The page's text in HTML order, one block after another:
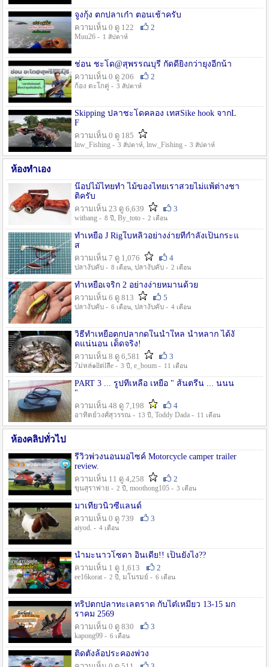
จูงกุ้ง ตกปลาเก๋า ตอนเช้าครับ
ความเห็น 0 ดู 122
2
Muu26 - 1 สัปดาห์
ช่อน ชะโด@สุพรรณบุรี กัดดียิ่งกว่ายุงอีกน้า
ความเห็น 0 ดู 206
2
ก้อง ตะโกคู่ - 3 สัปดาห์
Skipping ปลาชะโดคลอง เทสSike hook จากL
F
ความเห็น 0 ดู 185
lnw_Fishing - 3 สัปดาห์, lnw_Fishing - 3 สัปดาห์
ห้องทำเอง
น๊อปไม้ไทยทำ ไม้ของไทยเราสวยไม่แพ้ต่างชา
ติครับ
ความเห็น 23 ดู 6,639
3
witbang - 8 ปี , By_toto - 2 เดือน
ทำเหยื่อ J Rigใบหลิวอย่างง่ายที่กำลังเป็นกระแ
ส
ความเห็น 7 ดู 1,076
4
ปลางับคับ - 8 เดือน, ปลางับคับ - 2 เดือน
ทำเหยื่อเจริก 2 อย่างง่ายหมานด้วย
ความเห็น 6 ดู 813
5
ปลางับคับ - 6 เดือน, ปลางับคับ - 4 เดือน
วิธีทำเหยื่อตกปลากดในน้ำใหล น้ำหลาก ได้งั
ดแน่นอน เด็ดจริง!
ความเห็น 8 ดู 6,581
3
7ม่หล่๑llต่lลีe - 3 ปี , e_boum - 11 เดือน
PART 3 ... รูปที่เหลือ เหยื่อ " ส้นตรีน ... นนน
"
ความเห็น 48 ดู 7,198
4
อาทิตย์วงศ์สุวรรณ - 13 ปี , Toddy Dada - 11 เดือน
ห้องคลิปทั่วไป
รีวิวพ่วงนอนมอไซค์ Motorcycle camper trailer
review.
ความเห็น 11 ดู 4,258
2
ขุนสุราพ่าย - 2 ปี , moothong105 - 3 เดือน
มาเที่ยวนิวซีแลนด์
ความเห็น 0 ดู 739
3
aiyod. - 4 เดือน
น้ำมะนาวโซดา อินเดีย!! เป็นยังไง??
ความเห็น 1 ดู 1,613
2
ee16korat - 2 ปี , มโนรมย์ - 6 เดือน
ทริปตกปลาทะเลตราด กับไต๋เหมี่ยว 13-15 มก
ราคม 2569
ความเห็น 0 ดู 830
3
kapong99 - 6 เดือน
ติดตั้งล้อประคองพ่วง